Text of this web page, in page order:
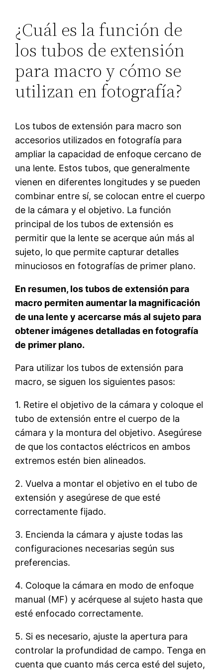
¿Cuál es la función de
los tubos de extensión
para macro y cómo se
utilizan en fotografía?
Los tubos de extensión para macro son
accesorios utilizados en fotografía para
ampliar la capacidad de enfoque cercano de
una lente. Estos tubos, que generalmente
vienen en diferentes longitudes y se pueden
combinar entre sí, se colocan entre el cuerpo
de la cámara y el objetivo. La función
principal de los tubos de extensión es
permitir que la lente se acerque aún más al
sujeto, lo que permite capturar detalles
minuciosos en fotografías de primer plano.
En resumen, los tubos de extensión para
macro permiten aumentar la magnificación
de una lente y acercarse más al sujeto para
obtener imágenes detalladas en fotografía
de primer plano.
Para utilizar los tubos de extensión para
macro, se siguen los siguientes pasos:
1. Retire el objetivo de la cámara y coloque el
tubo de extensión entre el cuerpo de la
cámara y la montura del objetivo. Asegúrese
de que los contactos eléctricos en ambos
extremos estén bien alineados.
2. Vuelva a montar el objetivo en el tubo de
extensión y asegúrese de que esté
correctamente fijado.
3. Encienda la cámara y ajuste todas las
configuraciones necesarias según sus
preferencias.
4. Coloque la cámara en modo de enfoque
manual (MF) y acérquese al sujeto hasta que
esté enfocado correctamente.
5. Si es necesario, ajuste la apertura para
controlar la profundidad de campo. Tenga en
cuenta que cuanto más cerca esté del sujeto,